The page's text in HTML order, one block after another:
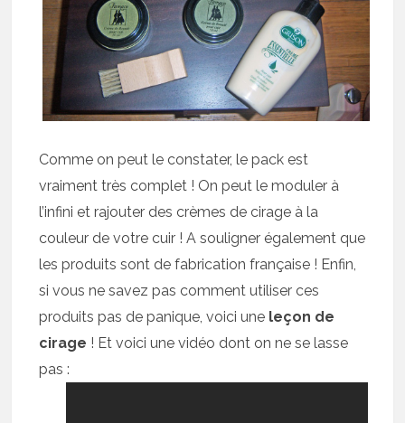
Comme on peut le constater, le pack est
vraiment très complet ! On peut le moduler à
l’infini et rajouter des crèmes de cirage à la
couleur de votre cuir ! A souligner également que
les produits sont de fabrication française ! Enfin,
si vous ne savez pas comment utiliser ces
produits pas de panique, voici une leçon de
cirage ! Et voici une vidéo dont on ne se lasse
pas :